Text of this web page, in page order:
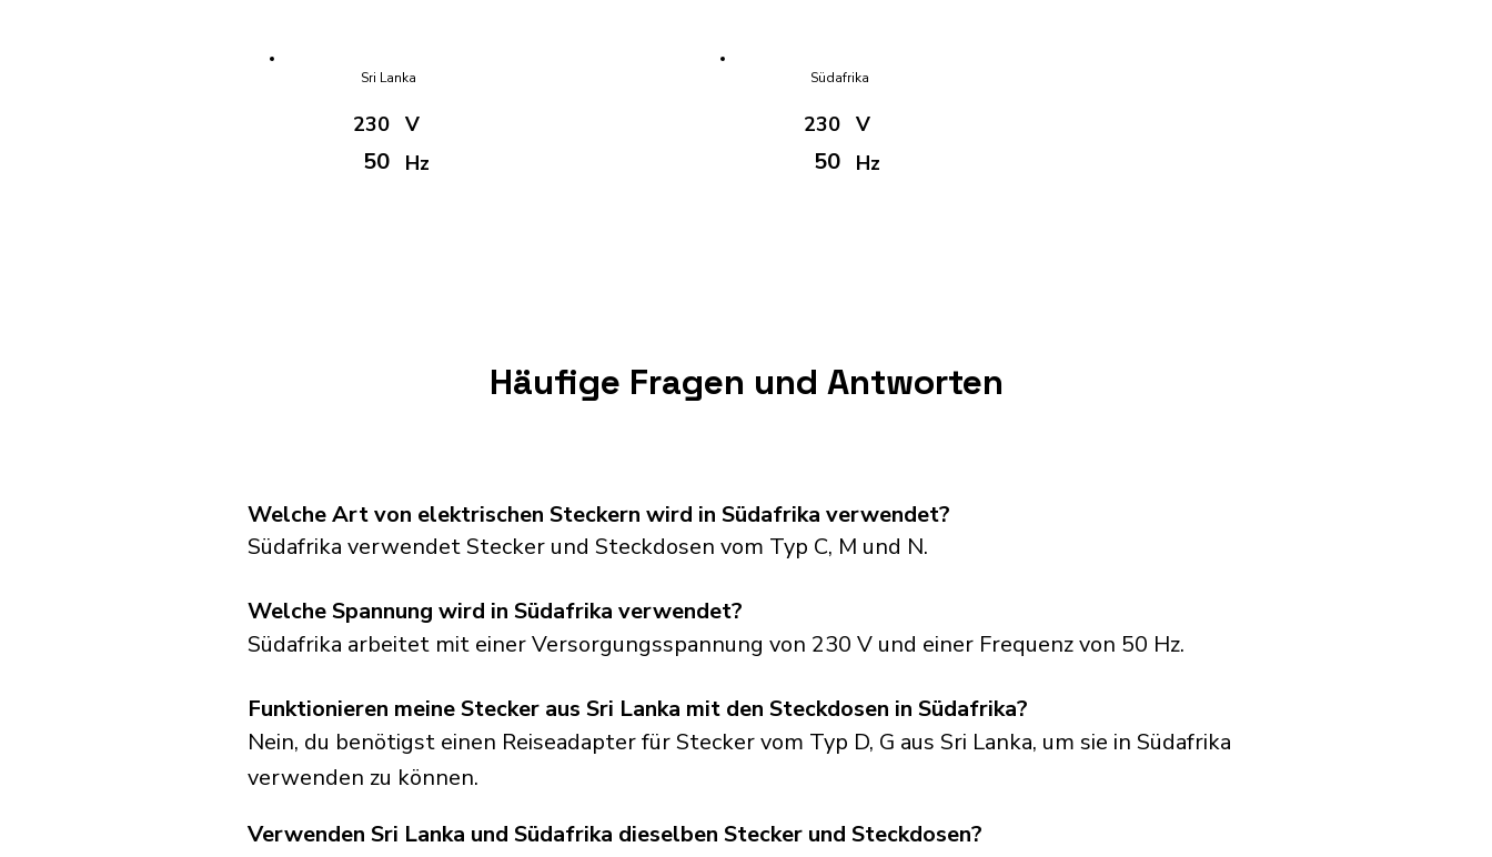
Sri Lanka
230
50
V
Hz
Südafrika
230
50
V
Hz
Häufige Fragen und Antworten
Welche Art von elektrischen Steckern wird in Südafrika verwendet?
Südafrika verwendet Stecker und Steckdosen vom Typ C, M und N.
Welche Spannung wird in Südafrika verwendet?
Südafrika arbeitet mit einer Versorgungsspannung von 230 V und einer Frequenz von 50 Hz.
Funktionieren meine Stecker aus Sri Lanka mit den Steckdosen in Südafrika?
Nein, du benötigst einen Reiseadapter für Stecker vom Typ D, G aus Sri Lanka, um sie in Südafrika
verwenden zu können.
Verwenden Sri Lanka und Südafrika dieselben Stecker und Steckdosen?